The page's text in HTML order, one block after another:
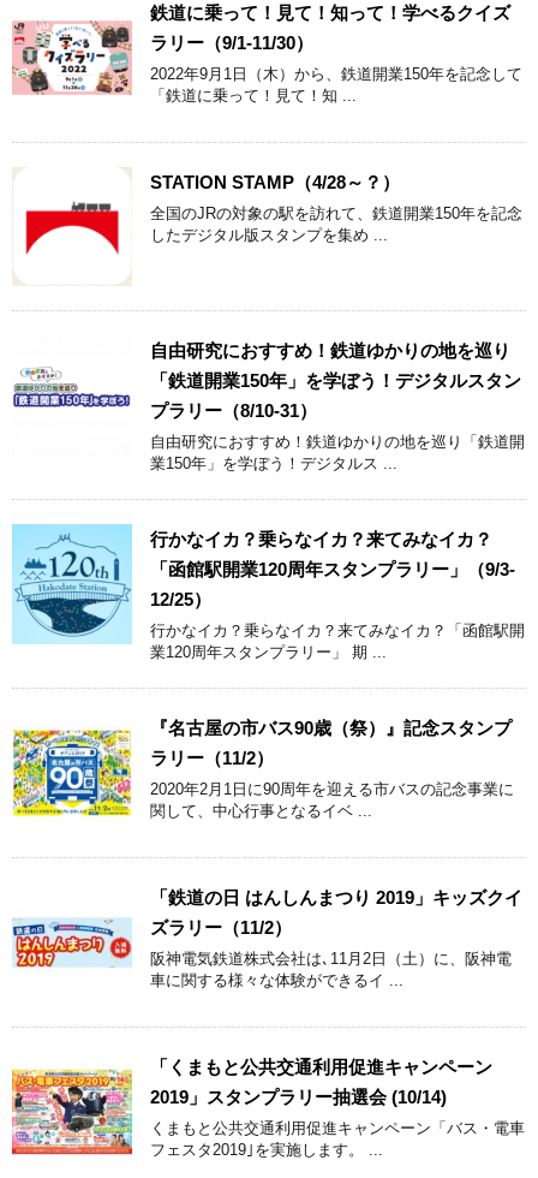
鉄道に乗って！見て！知って！学べるクイズ
ラリー（9/1-11/30）
2022年9月1日（木）から、鉄道開業150年を記念して
「鉄道に乗って！見て！知 ...
STATION STAMP（4/28～？）
全国のJRの対象の駅を訪れて、鉄道開業150年を記念
したデジタル版スタンプを集め ...
自由研究におすすめ！鉄道ゆかりの地を巡り
「鉄道開業150年」を学ぼう！デジタルスタン
プラリー（8/10-31）
自由研究におすすめ！鉄道ゆかりの地を巡り「鉄道開
業150年」を学ぼう！デジタルス ...
行かなイカ？乗らなイカ？来てみなイカ？
「函館駅開業120周年スタンプラリー」（9/3-
12/25）
行かなイカ？乗らなイカ？来てみなイカ？「函館駅開
業120周年スタンプラリー」 期 ...
『名古屋の市バス90歳（祭）』記念スタンプ
ラリー（11/2）
2020年2月1日に90周年を迎える市バスの記念事業に
関して、中心行事となるイベ ...
「鉄道の日 はんしんまつり 2019」キッズクイ
ズラリー（11/2）
阪神電気鉄道株式会社は､11月2日（土）に、阪神電
車に関する様々な体験ができるイ ...
「くまもと公共交通利用促進キャンペーン
2019」スタンプラリー抽選会 (10/14)
くまもと公共交通利用促進キャンペーン「バス・電車
フェスタ2019｣を実施します。 ...